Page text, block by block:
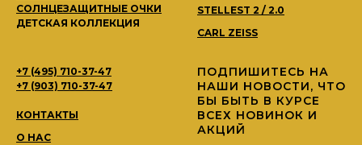
СОЛНЦЕЗАЩИТНЫЕ ОЧКИ
ДЕТСКАЯ КОЛЛЕКЦИЯ
STELLEST 2 / 2.0
CARL ZEISS
+7 (495) 710-37-47
+7 (903) 710-37-47
КОНТАКТЫ
О НАС
ПОДПИШИТЕСЬ НА
НАШИ НОВОСТИ, ЧТО
БЫ БЫТЬ В КУРСЕ
ВСЕХ НОВИНОК И
АКЦИЙ